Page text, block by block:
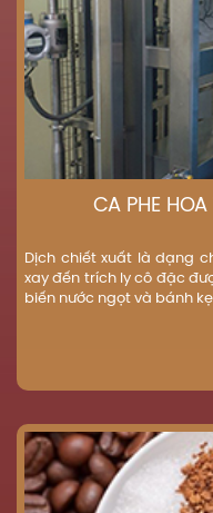
CÀ PHÊ
Dịch chiết xuất là dạng
xay đến trích ly cô đặc
biến nước ngọt và bánh